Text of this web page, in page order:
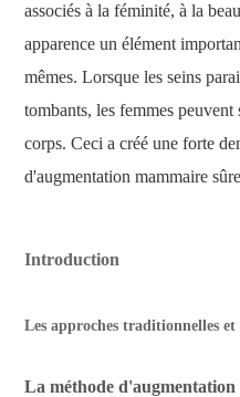
associés à la féminité, à la
apparence un élément
mêmes. Lorsque les seins
tombants, les femmes
corps. Ceci a créé une forte
d'augmentation mammaire
Introduction
Les approches traditionnelles
La méthode